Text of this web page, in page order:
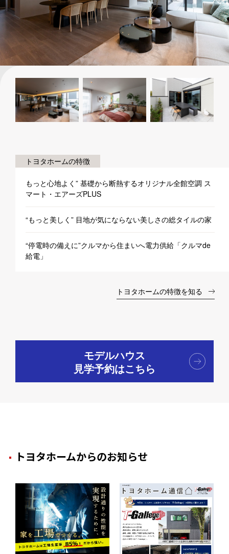
トヨタホームの特徴
もっと心地よく” 基礎から断熱するオリジナル全館空調 ス
マート・エアーズPLUS
“もっと美しく” 目地が気にならない美しさの総タイルの家
“停電時の備えに”クルマから住まいへ電力供給「クルマde
給電」
トヨタホームの特徴を知る
モデルハウス
見学予約はこちら
トヨタホームからのお知らせ